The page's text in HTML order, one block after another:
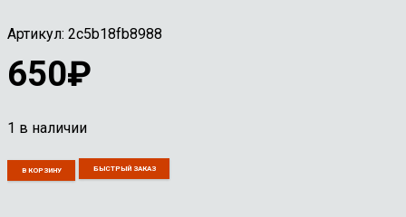
Артикул: 2c5b18fb8988
650₽
1 в наличии
Количество
В КОРЗИНУ БЫСТРЫЙ ЗАКАЗ